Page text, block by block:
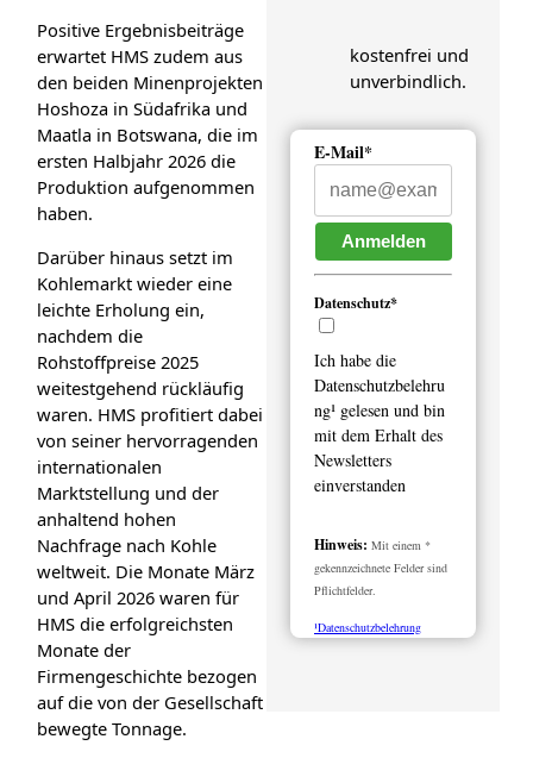
Positive Ergebnisbeiträge
erwartet HMS zudem aus
den beiden Minenprojekten
Hoshoza in Südafrika und
Maatla in Botswana, die im
ersten Halbjahr 2026 die
Produktion aufgenommen
haben.
Darüber hinaus setzt im
Kohlemarkt wieder eine
leichte Erholung ein,
nachdem die
Rohstoffpreise 2025
weitestgehend rückläufig
waren. HMS profitiert dabei
von seiner hervorragenden
internationalen
Marktstellung und der
anhaltend hohen
Nachfrage nach Kohle
weltweit. Die Monate März
und April 2026 waren für
HMS die erfolgreichsten
Monate der
Firmengeschichte bezogen
auf die von der Gesellschaft
bewegte Tonnage.
kostenfrei und
unverbindlich.
E-Mail*
Anmelden
Datenschutz*
Ich habe die
Datenschutzbelehru
ng¹ gelesen und bin
mit dem Erhalt des
Newsletters
einverstanden
Hinweis: Mit einem *
gekennzeichnete Felder sind
Pflichtfelder.
¹Datenschutzbelehrung